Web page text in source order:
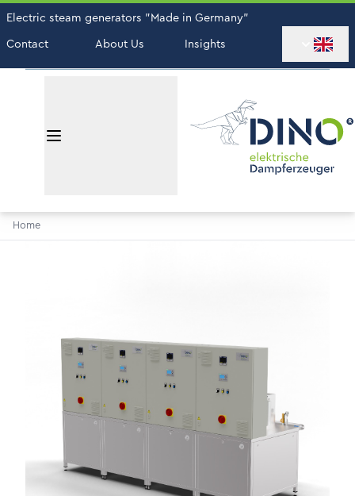
Electric steam generators "Made in Germany"
Contact
About Us Insights
Home